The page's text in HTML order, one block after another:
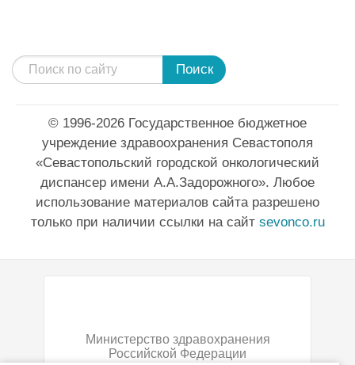
Поиск
© 1996-2026 Государственное бюджетное
учреждение здравоохранения Севастополя
«Севастопольский городской онкологический
диспансер имени А.А.Задорожного». Любое
использование материалов сайта разрешено
только при наличии ссылки на сайт sevonco.ru
Министерство здравохранения
Российской Федерации